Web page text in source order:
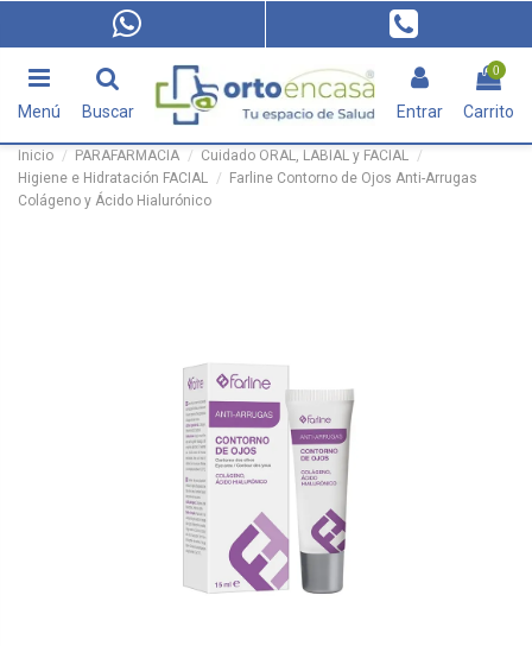
Menú Buscar Entrar
0
Carrito
Inicio PARAFARMACIA
Cuidado ORAL, LABIAL y FACIAL
Higiene e Hidratación FACIAL
Farline Contorno de Ojos Anti-Arrugas
Colágeno y Ácido Hialurónico